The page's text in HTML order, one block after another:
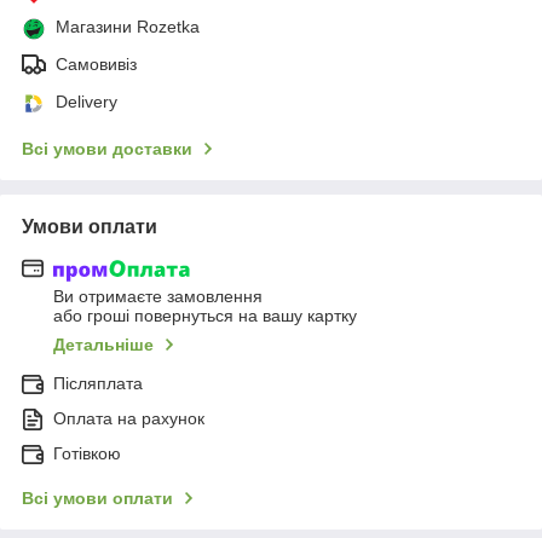
Магазини Rozetka
Самовивіз
Delivery
Всі умови доставки
Умови оплати
Ви отримаєте замовлення
або гроші повернуться на вашу картку
Детальніше
Післяплата
Оплата на рахунок
Готівкою
Всі умови оплати